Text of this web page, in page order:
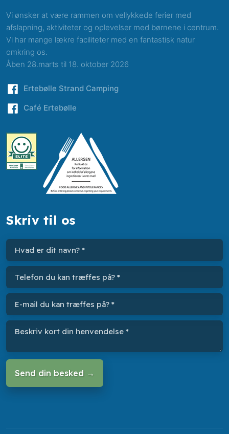
Vi ønsker at være rammen om vellykkede ferier med
afslapning, aktiviteter og oplevelser med børnene i centrum.
Vi har mange lækre faciliteter med en fantastisk natur
omkring os.
Åben 28.marts til 18. oktober 2026
​Ertebølle Strand Camping
​Café Ertebølle
Skriv til os